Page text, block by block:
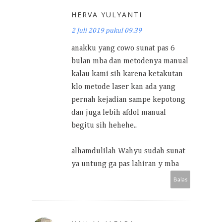
HERVA YULYANTI
2 Juli 2019 pukul 09.39
anakku yang cowo sunat pas 6
bulan mba dan metodenya manual
kalau kami sih karena ketakutan
klo metode laser kan ada yang
pernah kejadian sampe kepotong
dan juga lebih afdol manual
begitu sih hehehe..
alhamdulilah Wahyu sudah sunat
ya untung ga pas lahiran y mba
Balas